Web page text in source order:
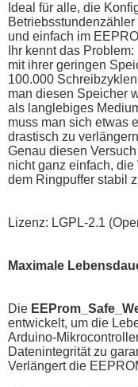
Ideal für alle, die
und einfach im
Ihr kennt das
mit ihrer geringen
100.000
man diesen Speicher
als langlebiges
muss man sich etwas
drastisch zu
Genau diesen
nicht ganz einfach,
dem Ringpuffer stabil
Lizenz: LGPL-2.1
Maximale
Die
entwickelt, um die
Arduino-
Datenintegrität zu
Verlängert die